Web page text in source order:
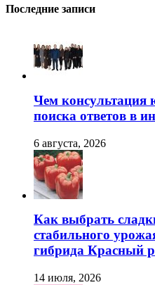
Последние записи
Чем консультация
поиска ответов в
6 августа, 2026
Как выбрать
стабильного
гибрида Красный
14 июля, 2026